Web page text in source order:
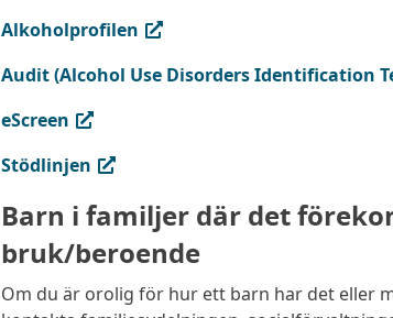
Alkoholprofilen
(extern länk, öppnas i ny flik)
Audit (Alcohol Use Disorders Identification
(extern länk, öppnas i ny flik)
eScreen
(extern länk, öppnas i ny flik)
Stödlinjen
(extern länk, öppnas i ny flik)
Barn i familjer där det
bruk/beroende
Om du är orolig för hur ett barn har det eller